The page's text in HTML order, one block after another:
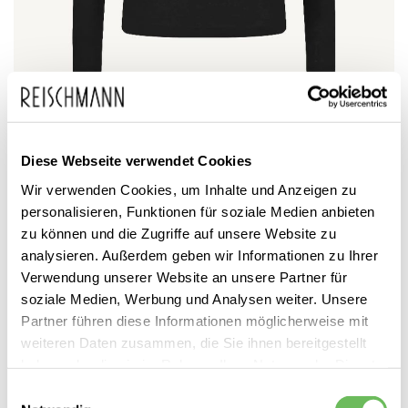
Diese Webseite verwendet Cookies
Wir verwenden Cookies, um Inhalte und Anzeigen zu
personalisieren, Funktionen für soziale Medien anbieten
zu können und die Zugriffe auf unsere Website zu
analysieren. Außerdem geben wir Informationen zu Ihrer
Verwendung unserer Website an unsere Partner für
soziale Medien, Werbung und Analysen weiter. Unsere
Partner führen diese Informationen möglicherweise mit
weiteren Daten zusammen, die Sie ihnen bereitgestellt
Zum
Anfang
der
Bildgalerie
springen
Drykorn
99,95 €
69,99 €
Dieses Produkt ist exklusiv in unseren Filialen erhältlich. Prüfen Sie
mit einem Klick auf „Vor Ort verfügbar?", wo Ihre Größe vorrätig ist.